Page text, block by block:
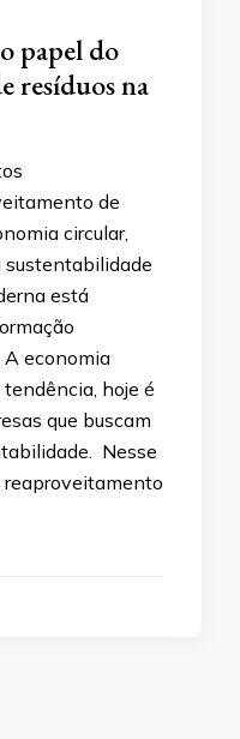
papel do
resíduos na
de
circular,
sustentabilidade
está
A economia
hoje é
que buscam
Nesse
reaproveitamento